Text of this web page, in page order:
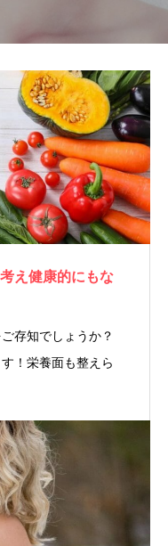
え健康的にもな
存知でしょうか？
！栄養面も整えら